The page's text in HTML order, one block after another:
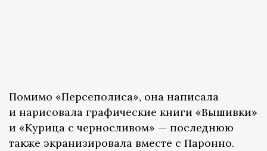
Помимо «Персеполиса», она написала
и нарисовала графические книги «Вышивки»
и «Курица с черносливом» — последнюю
также экранизировала вместе с Паронно.